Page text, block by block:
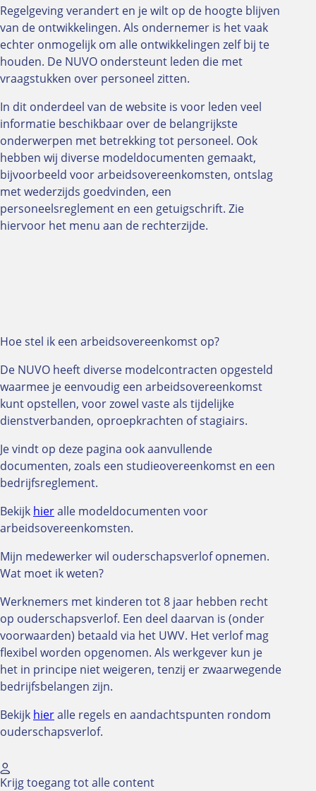
Regelgeving verandert en je wilt op de hoogte blijven
van de ontwikkelingen. Als ondernemer is het vaak
echter onmogelijk om alle ontwikkelingen zelf bij te
houden. De NUVO ondersteunt leden die met
vraagstukken over personeel zitten.
In dit onderdeel van de website is voor leden veel
informatie beschikbaar over de belangrijkste
onderwerpen met betrekking tot personeel. Ook
hebben wij diverse modeldocumenten gemaakt,
bijvoorbeeld voor arbeidsovereenkomsten, ontslag
met wederzijds goedvinden, een
personeelsreglement en een getuigschrift. Zie
hiervoor het menu aan de rechterzijde.
Hoe stel ik een arbeidsovereenkomst op?
De NUVO heeft diverse modelcontracten opgesteld
waarmee je eenvoudig een arbeidsovereenkomst
kunt opstellen, voor zowel vaste als tijdelijke
dienstverbanden, oproepkrachten of stagiairs.
Je vindt op deze pagina ook aanvullende
documenten, zoals een studieovereenkomst en een
bedrijfsreglement.
Bekijk hieralle modeldocumenten voor
arbeidsovereenkomsten.
Mijn medewerker wil ouderschapsverlof opnemen.
Wat moet ik weten?
Werknemers met kinderen tot 8 jaar hebben recht
op ouderschapsverlof. Een deel daarvan is (onder
voorwaarden) betaald via het UWV. Het verlof mag
flexibel worden opgenomen. Als werkgever kun je
het in principe niet weigeren, tenzij er zwaarwegende
bedrijfsbelangen zijn.
Bekijk hieralle regels en aandachtspunten rondom
ouderschapsverlof.
Krijg toegang tot alle content